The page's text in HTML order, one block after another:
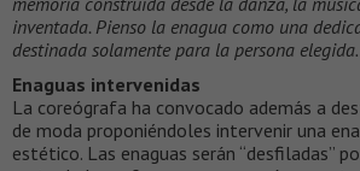
inventada. Pienso la enagua como una
destinada solamente para la persona
Enaguas intervenidas
La coreógrafa ha convocado además a
de moda proponiéndoles intervenir una
estético. Las enaguas serán “desfiladas”